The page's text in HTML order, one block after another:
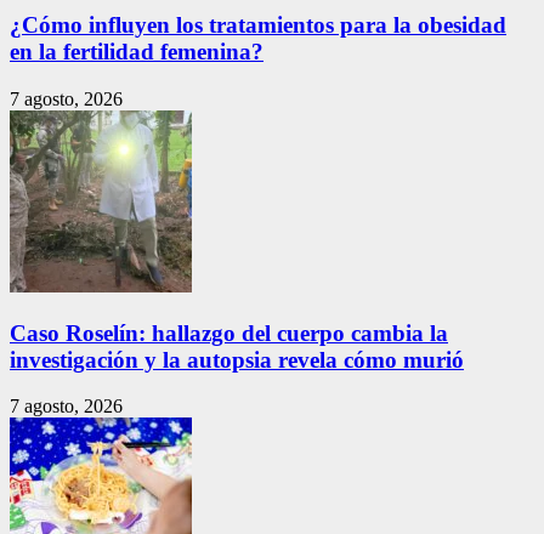
¿Cómo influyen los tratamientos para la obesidad
en la fertilidad femenina?
7 agosto, 2026
Caso Roselín: hallazgo del cuerpo cambia la
investigación y la autopsia revela cómo murió
7 agosto, 2026